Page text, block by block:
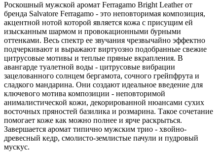
Роскошный мужской аромат Ferragamo Bright Leather от
бренда Salvatore Ferragamo - это неповторимая композиция,
акцентной нотой которой является кожа с присущим ей
изысканным шармом и провокационными бурными
оттенками. Весь спектр ее звучания чрезвычайно эффектно
подчеркивают и выражают виртуозно подобранные свежие
цитрусовые мотивы и теплые пряные вкрапления. В
авангарде туалетной воды - цитрусовые вибрации
зацелованного солнцем бергамота, сочного грейпфрута и
сладкого мандарина. Они создают идеальное введение для
ключевого мотива композиции - неповторимой
анималистической кожи, декорированной нюансами сухих
восточных пряностей базилика и розмарина. Такое сочетание
помогает коже как можно полнее и ярче раскрыться.
Завершается аромат типично мужским трио - хвойно-
древесный кедр, смолисто-землистые пачули и пудровый
мускус.